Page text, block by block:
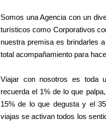
Somos una Agencia con un
turísticos como Corporativos
nuestra premisa es brindarles
total acompañamiento para
Viajar con nosotros es toda
recuerda el 1% de lo que
15% de lo que degusta y el
viajas se activan todos los